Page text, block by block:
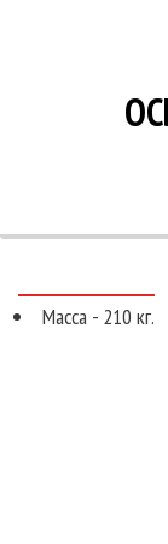
Масса - 210 кг.